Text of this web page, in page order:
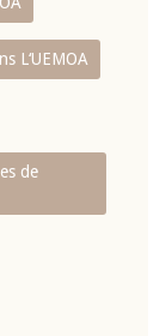
L‘UEMOA
de